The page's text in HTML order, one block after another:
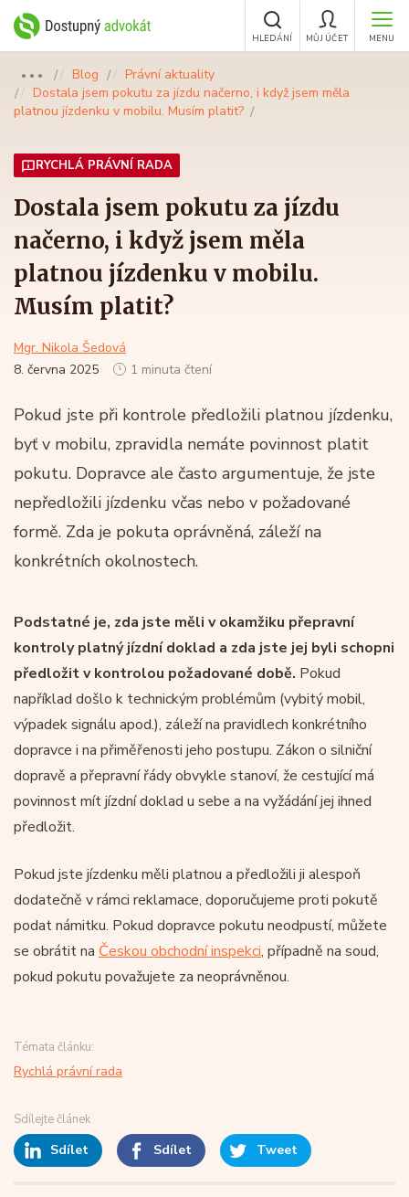
MENU
MŮJ ÚČET
HLEDÁNÍ
●●● Blog
Právní aktuality
Dostala jsem pokutu za jízdu načerno, i když jsem měla
platnou jízdenku v mobilu. Musím platit?
RYCHLÁ PRÁVNÍ RADA
Dostala jsem pokutu za jízdu
načerno, i když jsem měla
platnou jízdenku v mobilu.
Musím platit?
Mgr. Nikola Šedová
8. června 2025
1 minuta čtení
Pokud jste při kontrole předložili platnou jízdenku,
byť v mobilu, zpravidla nemáte povinnost platit
pokutu. Dopravce ale často argumentuje, že jste
nepředložili jízdenku včas nebo v požadované
formě. Zda je pokuta oprávněná, záleží na
konkrétních okolnostech.
Podstatné je, zda jste měli v okamžiku přepravní
kontroly platný jízdní doklad a zda jste jej byli schopni
předložit v kontrolou požadované době. Pokud
například došlo k technickým problémům (vybitý mobil,
výpadek signálu apod.), záleží na pravidlech konkrétního
dopravce i na přiměřenosti jeho postupu. Zákon o silniční
dopravě a přepravní řády obvykle stanoví, že cestující má
povinnost mít jízdní doklad u sebe a na vyžádání jej ihned
předložit.
Pokud jste jízdenku měli platnou a předložili ji alespoň
dodatečně v rámci reklamace, doporučujeme proti pokutě
podat námitku. Pokud dopravce pokutu neodpustí, můžete
se obrátit na Českou obchodní inspekci, případně na soud,
pokud pokutu považujete za neoprávněnou.
Témata článku:
Rychlá právní rada
Sdílejte článek
Sdílet Sdílet Tweet